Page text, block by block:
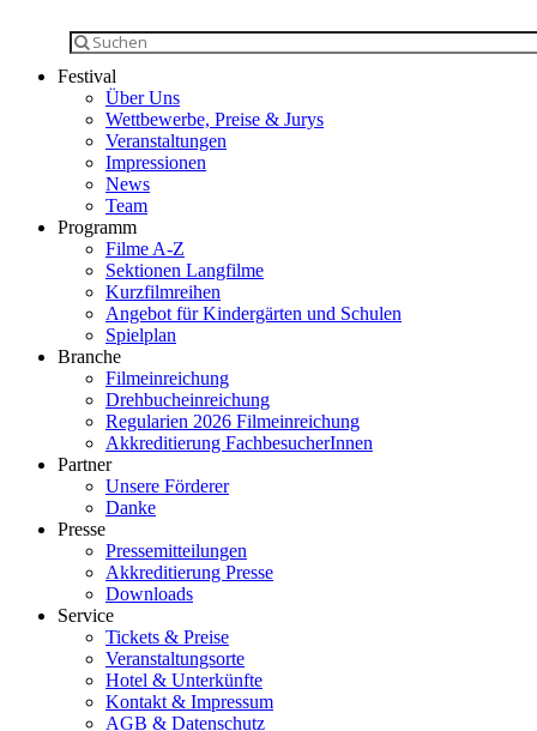
Festival
Über Uns
Wettbewerbe, Preise & Jurys
Veranstaltungen
Impressionen
News
Team
Programm
Filme A-Z
Sektionen Langfilme
Kurzfilmreihen
Angebot für Kindergärten und Schulen
Spielplan
Branche
Filmeinreichung
Drehbucheinreichung
Regularien 2026 Filmeinreichung
Akkreditierung FachbesucherInnen
Partner
Unsere Förderer
Danke
Presse
Pressemitteilungen
Akkreditierung Presse
Downloads
Service
Tickets & Preise
Veranstaltungsorte
Hotel & Unterkünfte
Kontakt & Impressum
AGB & Datenschutz